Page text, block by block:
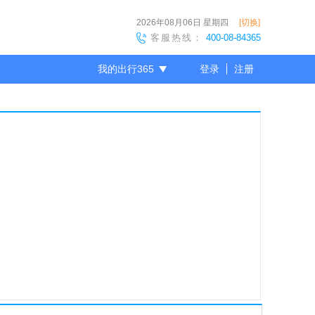
2026年08月06日 星期四 [切换]
客服热线： 400-08-84365
我的出行365 登录 注册